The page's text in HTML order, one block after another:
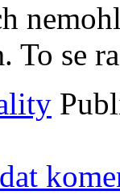
To se